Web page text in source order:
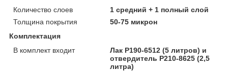
Количество слоев
1 средний + 1 полный слой
Толщина покрытия
50-75 микрон
Комплектация
В комплект входит
Лак P190-6512 (5 литров) и
отвердитель P210-8625 (2,5
литра)